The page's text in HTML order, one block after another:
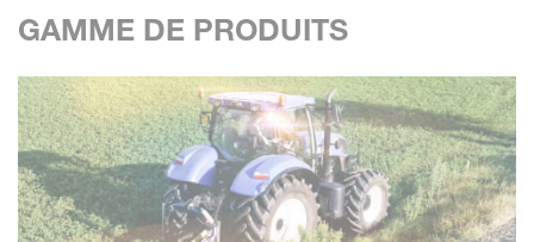
GAMME DE PRODUITS